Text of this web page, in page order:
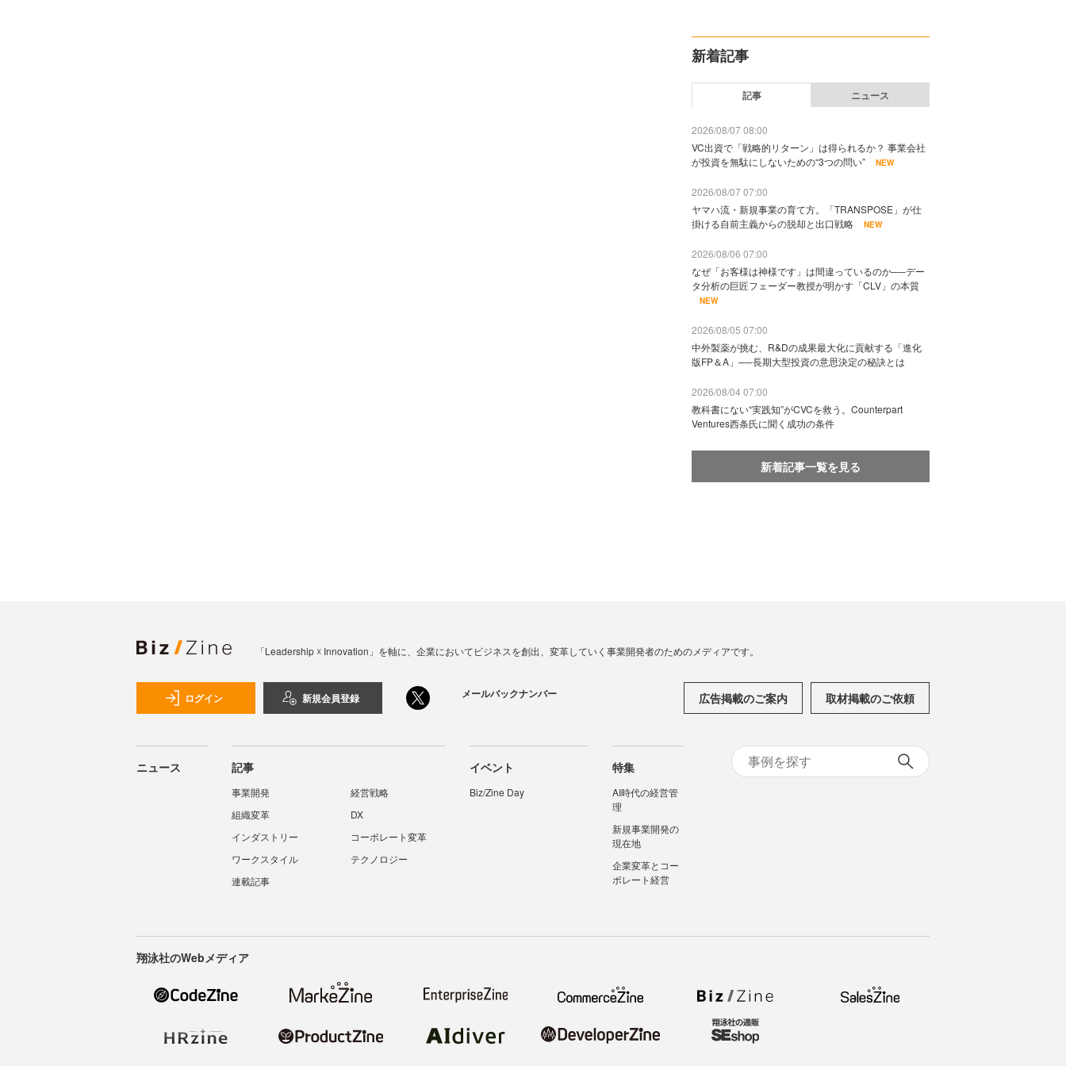
新着記事
記事 ニュース
2026/08/07 08:00
VC出資で「戦略的リターン」は得られるか？ 事業会社
が投資を無駄にしないための“3つの問い”
NEW
2026/08/07 07:00
ヤマハ流・新規事業の育て方。「TRANSPOSE」が仕
掛ける自前主義からの脱却と出口戦略
NEW
2026/08/06 07:00
なぜ「お客様は神様です」は間違っているのか──デー
タ分析の巨匠フェーダー教授が明かす「CLV」の本質
NEW
2026/08/05 07:00
中外製薬が挑む、R&Dの成果最大化に貢献する「進化
版FP＆A」──長期大型投資の意思決定の秘訣とは
2026/08/04 07:00
教科書にない“実践知”がCVCを救う。Counterpart
Ventures西条氏に聞く成功の条件
新着記事一覧を見る
「Leadership ☓ Innovation」を軸に、企業においてビジネスを創出、変革していく事業開発者のためのメディアです。
ログイン 新規会員登録 メールバックナンバー 広告掲載のご案内 取材掲載のご依頼
ニュース 記事
事業開発
経営戦略
組織変革
DX
インダストリー
コーポレート変革
ワークスタイル
テクノロジー
連載記事
イベント
Biz/Zine Day
特集
AI時代の経営管
理
新規事業開発の
現在地
企業変革とコー
ポレート経営
翔泳社のWebメディア